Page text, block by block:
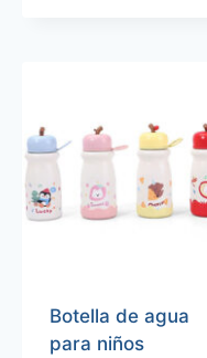
Botella de agua
para niños